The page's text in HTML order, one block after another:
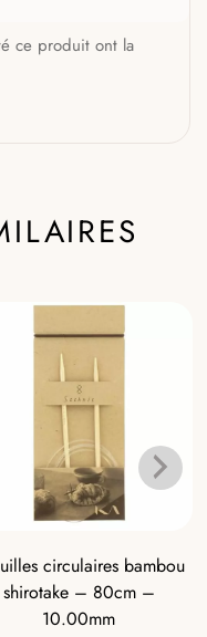
ce produit ont la
circulaires bambou
shirotake – 80cm –
10.00mm